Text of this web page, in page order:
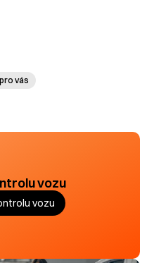
vás
vozu
vozu